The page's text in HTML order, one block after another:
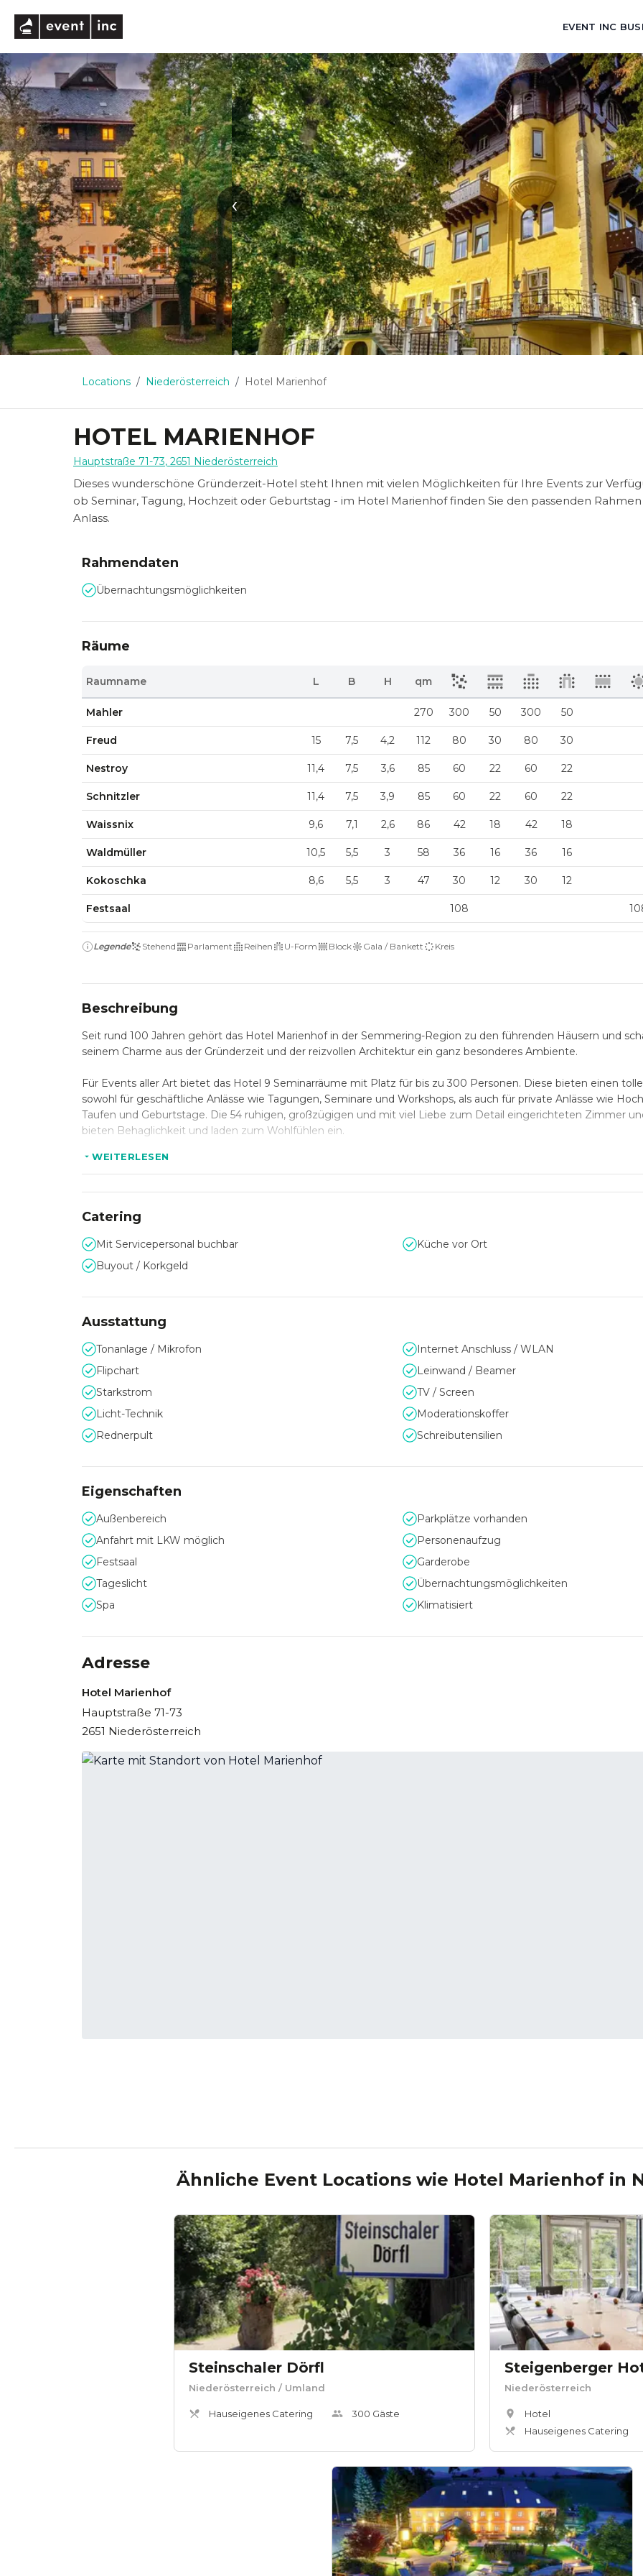
EVENT INC
‹
Locations Niederösterreich Hotel Marienhof
HOTEL MARIENHOF
Hauptstraße 71-73, 2651 Niederösterreich
Dieses wunderschöne Gründerzeit-Hotel steht Ihnen mit vielen Möglichkeiten für Ihre Events zur
ob Seminar, Tagung, Hochzeit oder Geburtstag - im Hotel Marienhof finden Sie den passenden
Anlass.
Rahmendaten
Übernachtungsmöglichkeiten
Räume
Raumname L B H qm
Mahler 270 300 50 300 50
Freud 15 7,5 4,2 112 80 30 80 30
Nestroy 11,4 7,5 3,6 85 60 22 60 22
Schnitzler 11,4 7,5 3,9 85 60 22 60 22
Waissnix 9,6 7,1 2,6 86 42 18 42 18
Waldmüller 10,5 5,5 3 58 36 16 36 16
Kokoschka 8,6 5,5 3 47 30 12 30 12
Festsaal 108
Legende Stehend Parlament Reihen U-Form Block Gala / Bankett Kreis
Beschreibung
Seit rund 100 Jahren gehört das Hotel Marienhof in der Semmering-Region zu den führenden Häusern und
seinem Charme aus der Gründerzeit und der reizvollen Architektur ein ganz besonderes Ambiente.
Für Events aller Art bietet das Hotel 9 Seminarräume mit Platz für bis zu 300 Personen. Diese bieten einen
sowohl für geschäftliche Anlässe wie Tagungen, Seminare und Workshops, als auch für private Anlässe wie
Taufen und Geburtstage. Die 54 ruhigen, großzügigen und mit viel Liebe zum Detail eingerichteten Zimmer
bieten Behaglichkeit und laden zum Wohlfühlen ein.
Neben dem hauseigenen Wellness-Bereich mit Hallenbad, Sauna, Dampfbad, Infrarotkabine und Massage
große Auswahl an Freizeitaktivitäten in der wunderschönen Umgebung.
Lassen Sie sich vom freundlichen und zuvorkommenden Service des Hotel Marienhof überzeugen und
am Semmering in vollen Zügen.
WEITERLESEN
Catering
Mit Servicepersonal buchbar
Küche vor Ort
Buyout / Korkgeld
Ausstattung
Tonanlage / Mikrofon
Internet Anschluss / WLAN
Flipchart
Leinwand / Beamer
Starkstrom
TV / Screen
Licht-Technik
Moderationskoffer
Rednerpult
Schreibutensilien
Eigenschaften
Außenbereich
Parkplätze vorhanden
Anfahrt mit LKW möglich
Personenaufzug
Festsaal
Garderobe
Tageslicht
Übernachtungsmöglichkeiten
Spa
Klimatisiert
Adresse
Hotel Marienhof
Hauptstraße 71-73
2651 Niederösterreich
Ähnliche Event Locations wie Hotel Marienhofin
Steinschaler Dörfl
Niederösterreich / Umland
Hauseigenes Catering 300 Gäste
Steigenberger
Niederösterreich
Hotel
Hauseigenes Catering